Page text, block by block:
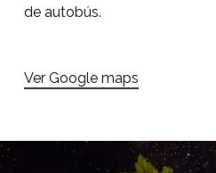
de autobús.
Ver Google maps